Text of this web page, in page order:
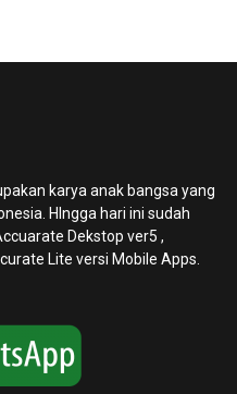
karya anak bangsa yang
HIngga hari ini sudah
Dekstop ver5 ,
Lite versi Mobile Apps.